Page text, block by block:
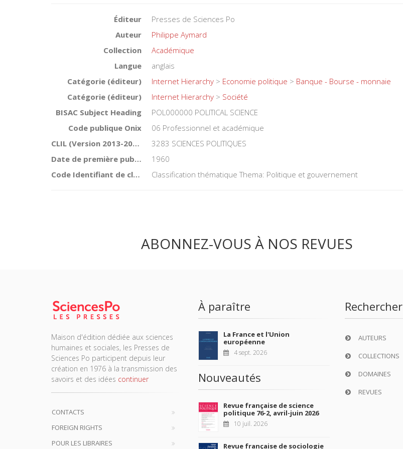
Éditeur
Presses de Sciences Po
Auteur
Philippe Aymard
Collection
Académique
Langue
anglais
Catégorie (éditeur)
Internet Hierarchy > Economie politique > Banque - Bourse - monnaie
Catégorie (éditeur)
Internet Hierarchy > Société
BISAC Subject Heading
POL000000 POLITICAL SCIENCE
Code publique Onix
06 Professionnel et académique
CLIL (Version 2013-2019 )
3283 SCIENCES POLITIQUES
Date de première publication du titre
1960
Code Identifiant de classement sujet
Classification thématique Thema: Politique et gouvernement
ABONNEZ-VOUS À NOS REVUES
Maison d'édition dédiée aux sciences
humaines et sociales, les Presses de
Sciences Po participent depuis leur
création en 1976 à la transmission des
savoirs et des idées continuer
CONTACTS
FOREIGN RIGHTS
POUR LES LIBRAIRES
À paraître
La France et l'Union
européenne
4 sept. 2026
Nouveautés
Revue française de science
politique 76-2, avril-juin 2026
10 juil. 2026
Revue française de sociologie
Rechercher
AUTEURS
COLLECTIONS
DOMAINES
REVUES